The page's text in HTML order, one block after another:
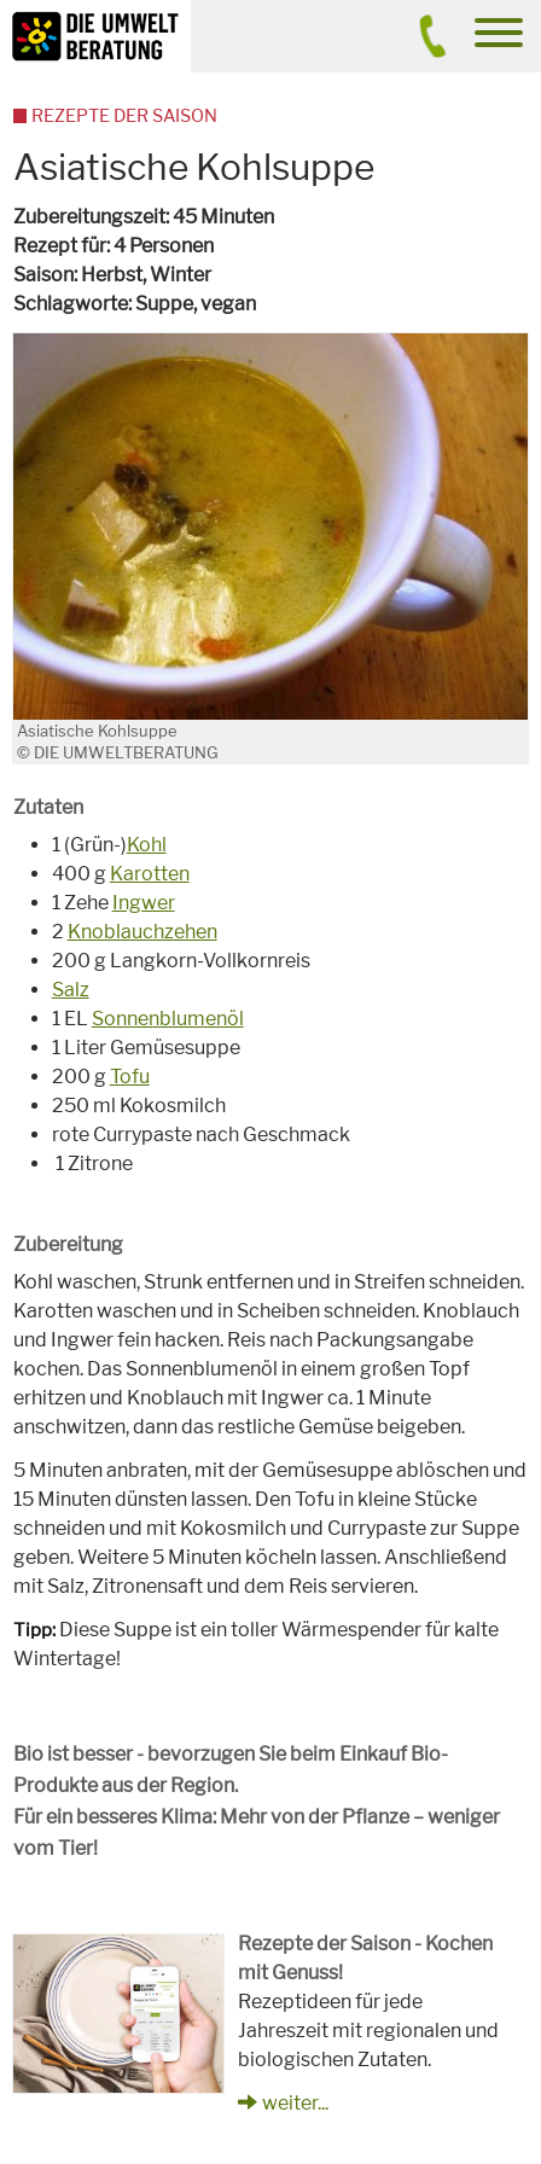
Inhalt
Suche
Asiatische Kohlsuppe
Zubereitungszeit 45 Minuten
Rezept für 4 Personen
Saison Herbst, Winter
Schlagworte Suppe,vegan
Asiatische Kohlsuppe
© DIE UMWELTBERATUNG
Zutaten
1 (Grün-)Kohl
400 g Karotten
1 Zehe Ingwer
2 Knoblauchzehen
200 g Langkorn-Vollkornreis
Salz
1 EL Sonnenblumenöl
1 Liter Gemüsesuppe
200 gTofu
250 ml Kokosmilch
rote Currypaste nach Geschmack
1 Zitrone
Zubereitung
Kohl waschen, Strunk entfernen und in Streifen schneiden.
Karotten waschen und in Scheiben schneiden. Knoblauch
und Ingwer fein hacken. Reis nach Packungsangabe
kochen. Das Sonnenblumenöl in einem großen Topf
erhitzen und Knoblauch mit Ingwer ca. 1 Minute
anschwitzen, dann das restliche Gemüse beigeben.
5 Minuten anbraten, mit der Gemüsesuppe ablöschen und
15 Minuten dünsten lassen. Den Tofu in kleine Stücke
schneiden und mit Kokosmilch und Currypaste zur Suppe
geben. Weitere 5 Minuten köcheln lassen. Anschließend
mit Salz, Zitronensaft und dem Reis servieren.
Tipp: Diese Suppe ist ein toller Wärmespender für kalte
Wintertage!
Bio ist besser - bevorzugen Sie beim Einkauf Bio-
Produkte aus der Region.
Für ein besseres Klima: Mehr von der Pflanze – weniger
vom Tier!
Rezepte der Saison - Kochen
mit Genuss!
Rezeptideen für jede
Jahreszeit mit regionalen und
biologischen Zutaten.
weiter...
REZEPTE DER SAISON